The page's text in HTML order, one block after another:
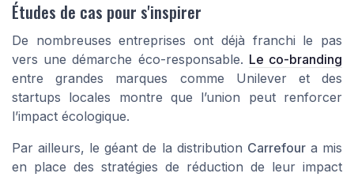
Études de cas pour s'inspirer
De nombreuses entreprises ont déjà franchi le pas
vers une démarche éco-responsable. Le co-branding
entre grandes marques comme Unilever et des
startups locales montre que l’union peut renforcer
l’impact écologique.
Par ailleurs, le géant de la distribution Carrefoura mis
en place des stratégies de réduction de leur impact